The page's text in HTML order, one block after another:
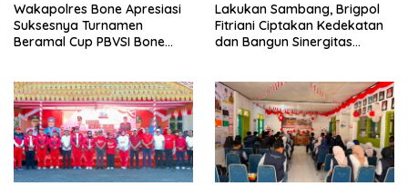
Wakapolres Bone Apresiasi
Suksesnya Turnamen
Beramal Cup PBVSI Bone
Lakukan Sambang, Brigpol
Fitriani Ciptakan Kedekatan
dan Bangun Sinergitas